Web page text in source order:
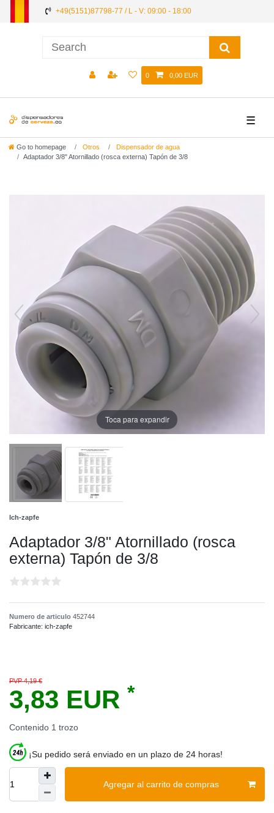
+49(5151)87798-77 / L - V: 09:00 - 18:00
0 0,00 EUR
☰
Go to homepage Otros
Dispensador de agua
Adaptador 3/8" Atornillado (rosca externa) Tapón de 3/8
Toca para expandir
Ich-zapfe
Adaptador 3/8" Atornillado (rosca
externa) Tapón de 3/8
Numero de articulo 452744
Fabricante: ich-zapfe
PVP 4,19 €
3,83 EUR *
Contenido 1 trozo
¡Su pedido será enviado en un plazo de 24 horas!
Agregar al carrito de compras